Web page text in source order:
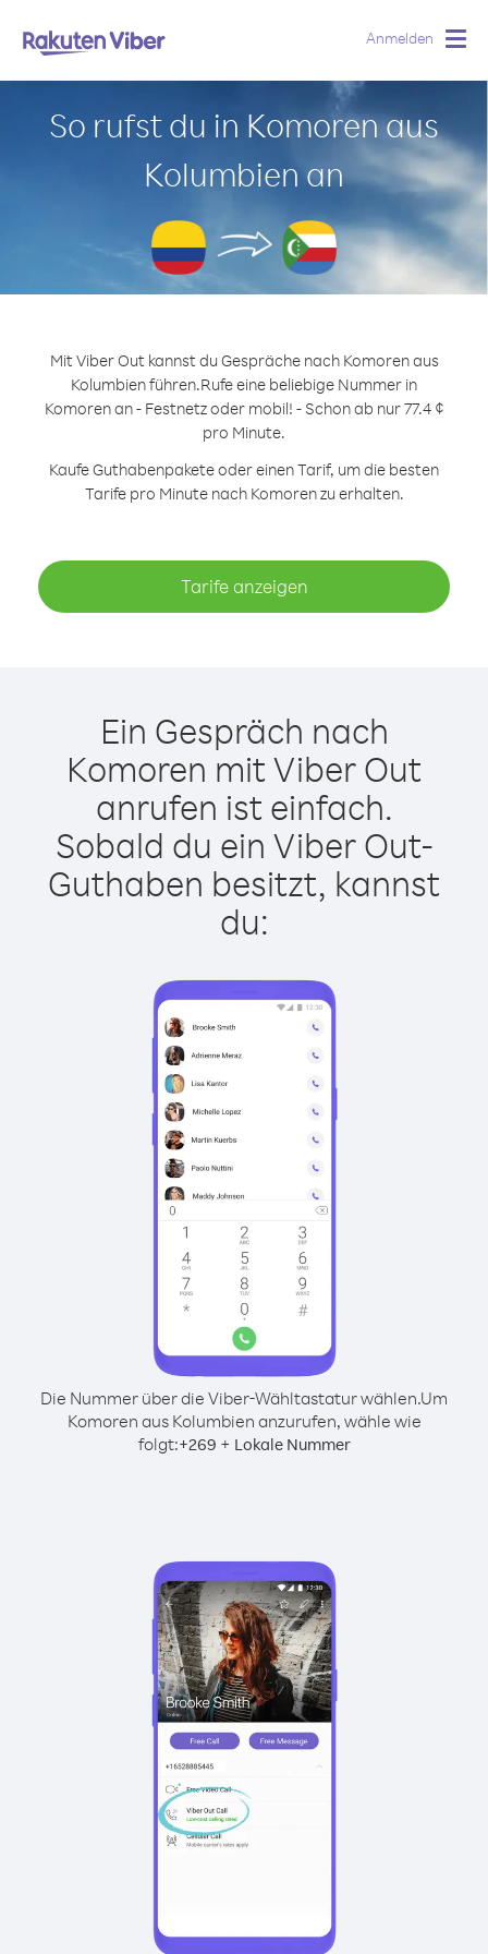
Anmelden
So rufst du in Komoren aus
Kolumbien an
Mit Viber Out kannst du Gespräche nach Komoren aus
Kolumbien führen.Rufe eine beliebige Nummer in
Komoren an - Festnetz oder mobil! - Schon ab nur 77.4 ¢
pro Minute.
Kaufe Guthabenpakete oder einen Tarif, um die besten
Tarife pro Minute nach Komoren zu erhalten.
Tarife anzeigen
Ein Gespräch nach
Komoren mit Viber Out
anrufen ist einfach.
Sobald du ein Viber Out-
Guthaben besitzt, kannst
du:
Die Nummer über die Viber-Wähltastatur wählen.Um
Komoren aus Kolumbien anzurufen, wähle wie
folgt:+269 + Lokale Nummer